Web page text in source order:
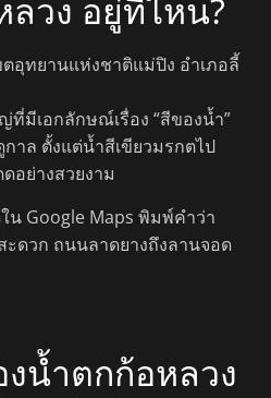
วง อยู่ที่ไหน?
อุทยานแห่งชาติแม่ปิง อำเภอลี้
มีเอกลักษณ์เรื่อง “สีของน้ำ”
าล ตั้งแต่น้ำสีเขียวมรกตไป
อย่างสวยงาม
น Google Maps พิมพ์คำว่า
ะดวก ถนนลาดยางถึงลานจอด
น้ำตกก้อหลวง